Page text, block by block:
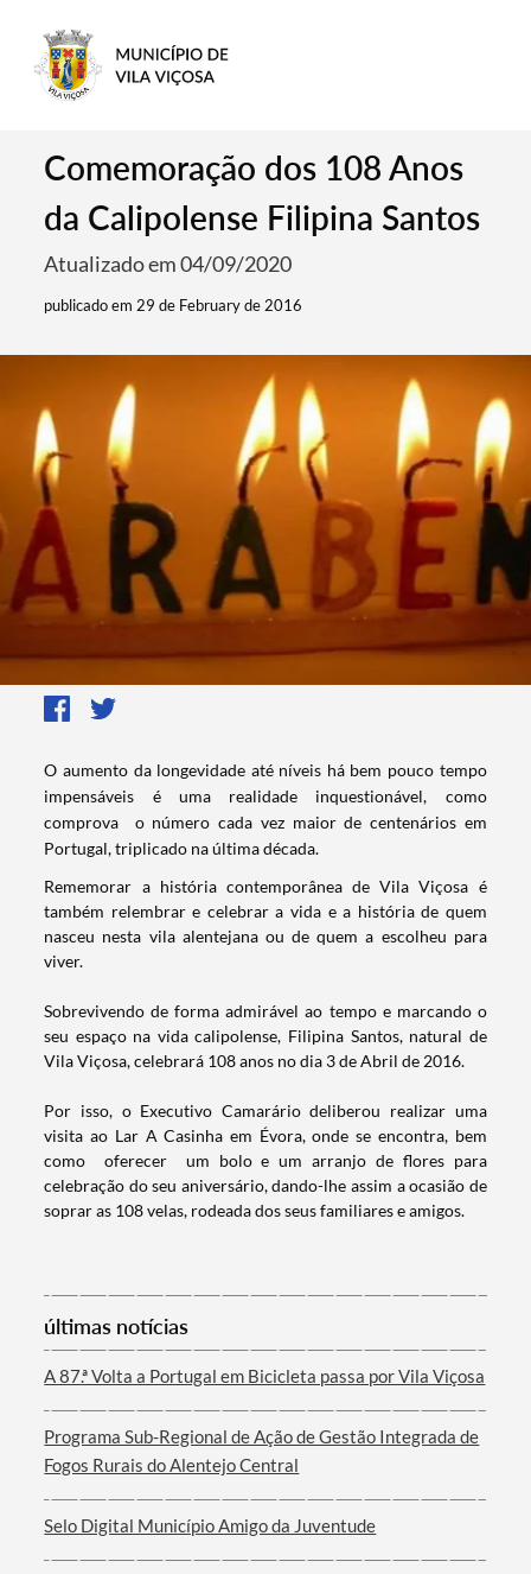
Filtros
Comemoração dos 108 Anos
da Calipolense Filipina Santos
Atualizado em 04/09/2020
publicado em 29 de February de 2016
O aumento da longevidade até níveis há bem pouco tempo
impensáveis é uma realidade inquestionável, como
comprova o número cada vez maior de centenários em
Portugal, triplicado na última década. ​
Rememorar a história contemporânea de Vila Viçosa é
também relembrar e celebrar a vida e a história de quem
nasceu nesta vila alentejana ou de quem a escolheu para
viver.
Sobrevivendo de forma admirável ao tempo e marcando o
seu espaço na vida calipolense, Filipina Santos, natural de
Vila Viçosa, celebrará 108 anos no dia 3 de Abril de 2016.
Por isso, o Executivo Camarário deliberou realizar uma
visita ao Lar A Casinha em Évora, onde se encontra, bem
como oferecer um bolo e um arranjo de flores para
celebração do seu aniversário, dando-lhe assim a ocasião de
soprar as 108 velas, rodeada dos seus familiares e amigos. ​
últimas notícias
A 87.ª Volta a Portugal em Bicicleta passa por Vila Viçosa
Programa Sub-Regional de Ação de Gestão Integrada de
Fogos Rurais do Alentejo Central
Selo Digital Município Amigo da Juventude